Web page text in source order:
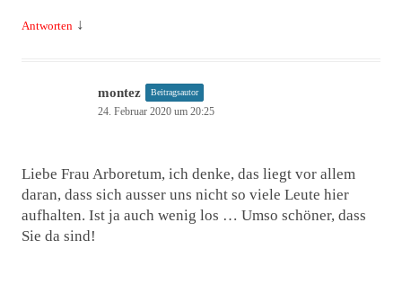
Antworten ↓
montez Beitragsautor
24. Februar 2020 um 20:25
Liebe Frau Arboretum, ich denke, das liegt vor allem
daran, dass sich ausser uns nicht so viele Leute hier
aufhalten. Ist ja auch wenig los … Umso schöner, dass
Sie da sind!